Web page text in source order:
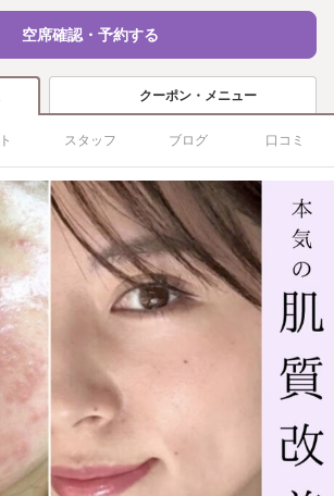
空席確認・予約する
クーポン・メニュー
スタッフ ブログ 口コミ